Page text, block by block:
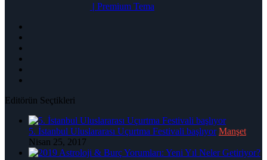
| Premium Tema
Editörün Seçtikleri
5. İstanbul Uluslararası Uçurtma Festivali başlıyor Manşet
Nisan 25, 2017